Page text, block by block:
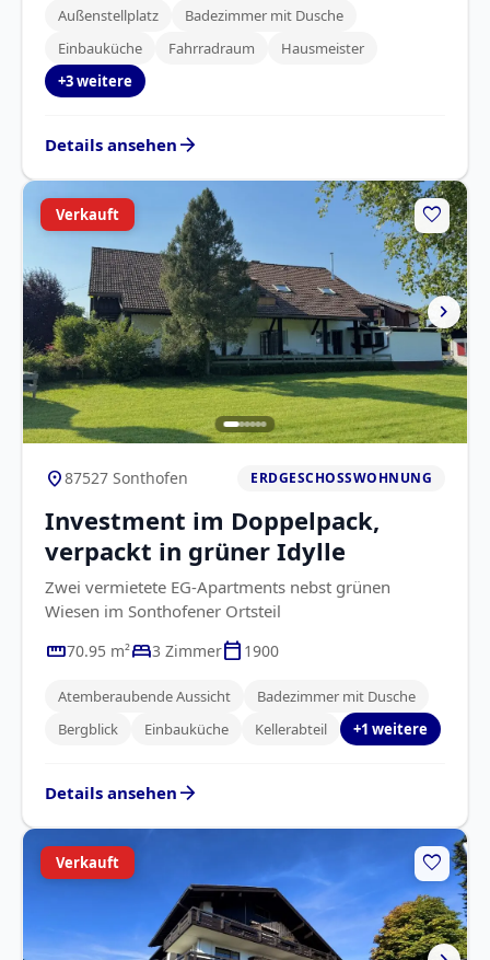
Außenstellplatz
Badezimmer mit Dusche
Einbauküche
Fahrradraum
Hausmeister
+3 weitere
Details ansehen arrow_forward
chevron_right
Verkauft favorite
location_on87527 Sonthofen ERDGESCHOSSWOHNUNG
Investment im Doppelpack,
verpackt in grüner Idylle
Zwei vermietete EG-Apartments nebst grünen
Wiesen im Sonthofener Ortsteil
straighten70.95 m²bed3 Zimmercalendar_today 1900
Atemberaubende Aussicht
Badezimmer mit Dusche
Bergblick
Einbauküche Kellerabteil +1 weitere
Details ansehen arrow_forward
Verkauft favorite